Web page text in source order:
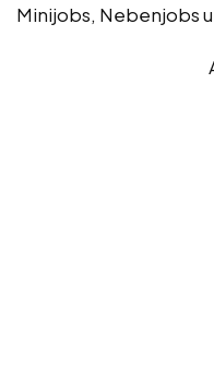
Minijobs, Nebenjobs